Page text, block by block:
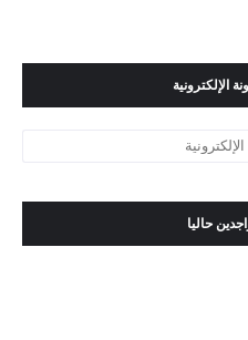
الإلكترونية
حاليا